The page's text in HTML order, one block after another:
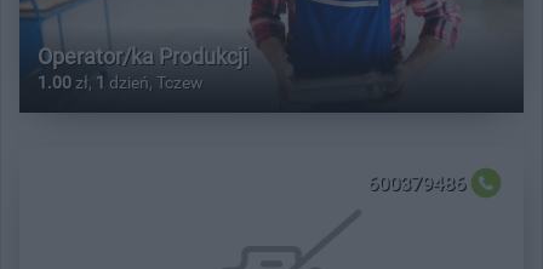
Operator/ka Produkcji
1.00 zł, 1 dzień, Tczew
600379486